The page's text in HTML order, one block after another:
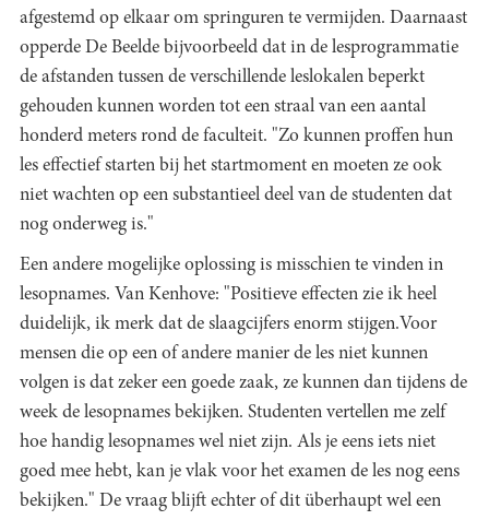
afgestemd op elkaar om springuren te vermijden. Daarnaast
opperde De Beelde bijvoorbeeld dat in de lesprogrammatie
de afstanden tussen de verschillende leslokalen beperkt
gehouden kunnen worden tot een straal van een aantal
honderd meters rond de faculteit. "Zo kunnen proffen hun
les effectief starten bij het startmoment en moeten ze ook
niet wachten op een substantieel deel van de studenten dat
nog onderweg is."
Een andere mogelijke oplossing is misschien te vinden in
lesopnames. Van Kenhove: "Positieve effecten zie ik heel
duidelijk, ik merk dat de slaagcijfers enorm stijgen.Voor
mensen die op een of andere manier de les niet kunnen
volgen is dat zeker een goede zaak, ze kunnen dan tijdens de
week de lesopnames bekijken. Studenten vertellen me zelf
hoe handig lesopnames wel niet zijn. Als je eens iets niet
goed mee hebt, kan je vlak voor het examen de les nog eens
bekijken." De vraag blijft echter of dit überhaupt wel een